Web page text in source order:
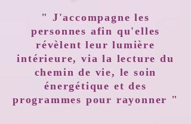
" J'accompagne les
personnes afin qu'elles
révèlent leur lumière
intérieure, via la lecture du
chemin de vie, le soin
énergétique et des
programmes pour rayonner "